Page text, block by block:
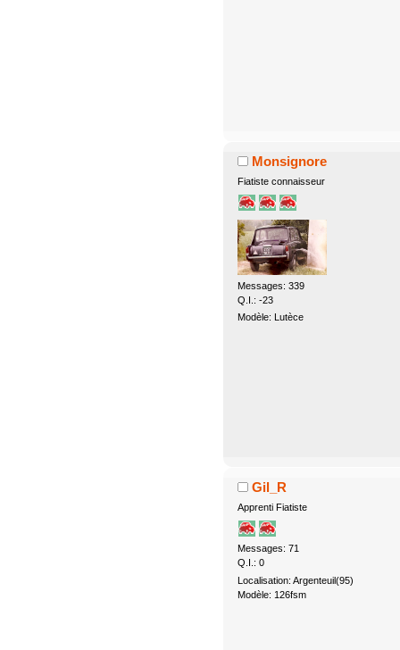
Monsignore
Fiatiste connaisseur
Messages: 339
Q.I.: -23
Modèle: Lutèce
Gil_R
Apprenti Fiatiste
Messages: 71
Q.I.: 0
Localisation: Argenteuil(95)
Modèle: 126fsm